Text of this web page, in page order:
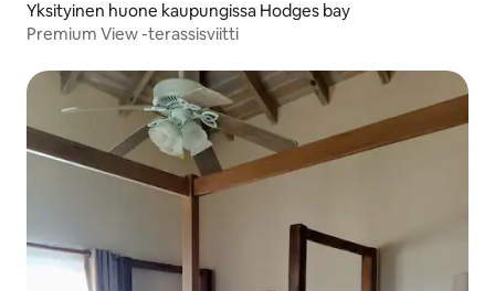
Yksityinen huone kaupungissa Hodges bay
Premium View -terassisviitti